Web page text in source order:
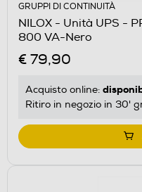
GRUPPI DI CONTINUITÀ
NILOX - Unità UPS -
800 VA-Nero
€ 79,90
Acquisto online:
Ritiro in negozio in 30'